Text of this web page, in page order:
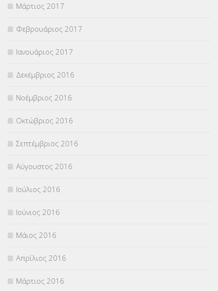
Μάρτιος 2017
Φεβρουάριος 2017
Ιανουάριος 2017
Δεκέμβριος 2016
Νοέμβριος 2016
Οκτώβριος 2016
Σεπτέμβριος 2016
Αύγουστος 2016
Ιούλιος 2016
Ιούνιος 2016
Μάιος 2016
Απρίλιος 2016
Μάρτιος 2016